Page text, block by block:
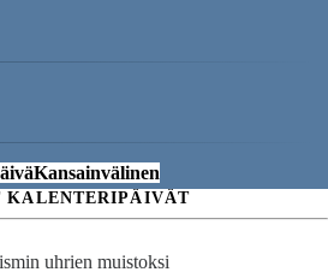
Kansainvälinen
KALENTERIPÄIVÄT
uhrien muistoksi